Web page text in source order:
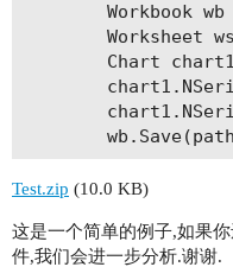
Workbook wb
Worksheet
Chart
Test.zip (10.0 KB)
这是一个简单的例子,如果
件,我们会进一步分析.谢谢.